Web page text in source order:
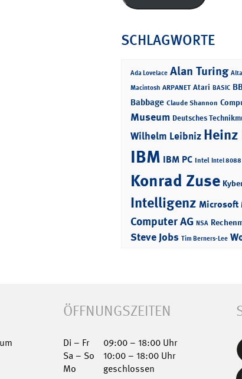
SCHLAGWORTE
Ada Lovelace Alan Turing
Macintosh ARPANET Atari BASIC
Babbage Claude Shannon
Museum Deutsches
Wilhelm Leibniz
IBM IBM PC Intel Intel 8088
Konrad Zuse
Intelligenz Microsoft
Computer AG NSA
Steve Jobs Tim Berners-Lee
ÖFFNUNGSZEITEN
Di – Fr
09:00 – 18:00 Uhr
Sa – So
10:00 – 18:00 Uhr
Mo
geschlossen